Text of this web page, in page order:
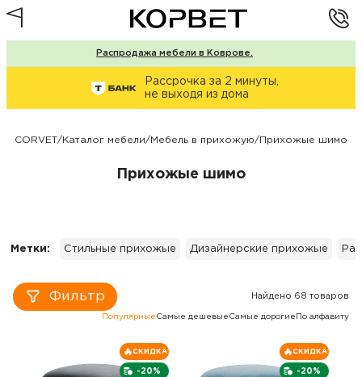
Распродажа мебели в Коврове.
Рассрочка за 2 минуты,
не выходя из дома
CORVET/Каталог мебели/Мебель в прихожую/Прихожые шимо
Прихожые шимо
Метки: Стильные прихожые Дизайнерские прихожые
Фильтр Найдено 68 товаров
Популярные Самые дешевые Самые дорогие По алфавиту
-20%
СКИДКА
-20%
СКИДКА